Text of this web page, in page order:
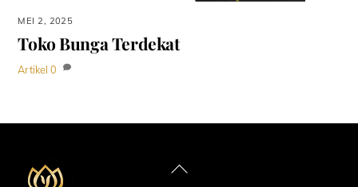
MEI 2, 2025
Toko Bunga Terdekat
Artikel 0
Back